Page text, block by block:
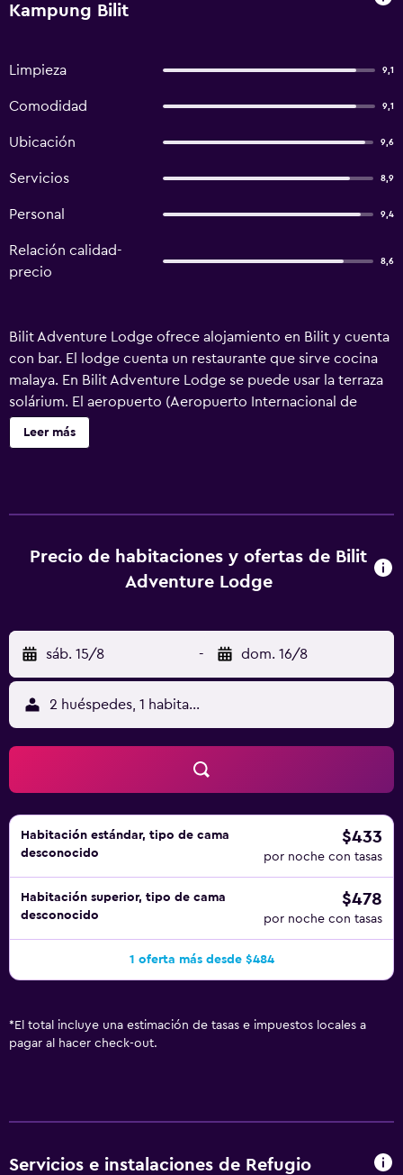
Kampung Bilit
Limpieza 9,1
Comodidad 9,1
Ubicación 9,6
Servicios 8,9
Personal 9,4
Relación calidad-
precio
8,6
Bilit Adventure Lodge ofrece alojamiento en Bilit y cuenta
con bar. El lodge cuenta un restaurante que sirve cocina
malaya. En Bilit Adventure Lodge se puede usar la terraza
solárium. El aeropuerto (Aeropuerto Internacional de
Sandakan) está a 117 km.
Leer más
Precio de habitaciones y ofertas de Bilit
Adventure Lodge
sáb. 15/8 - dom. 16/8
2 huéspedes, 1 habitación
Habitación estándar, tipo de cama
desconocido
$433
por noche con tasas
Habitación superior, tipo de cama
desconocido
$478
por noche con tasas
1 oferta más desde $484
* El total incluye una estimación de tasas e impuestos locales a
pagar al hacer check-out.
Servicios e instalaciones de Refugio